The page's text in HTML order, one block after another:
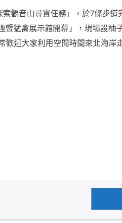
觀音山尋寶任務」，於7條步
暨猛禽展示館開幕」，現場設柚
歡迎大家利用空閒時間來北海岸